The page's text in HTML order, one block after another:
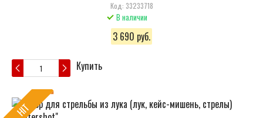
Код: 33233718
В наличии
3 690 руб.
Купить
HIT